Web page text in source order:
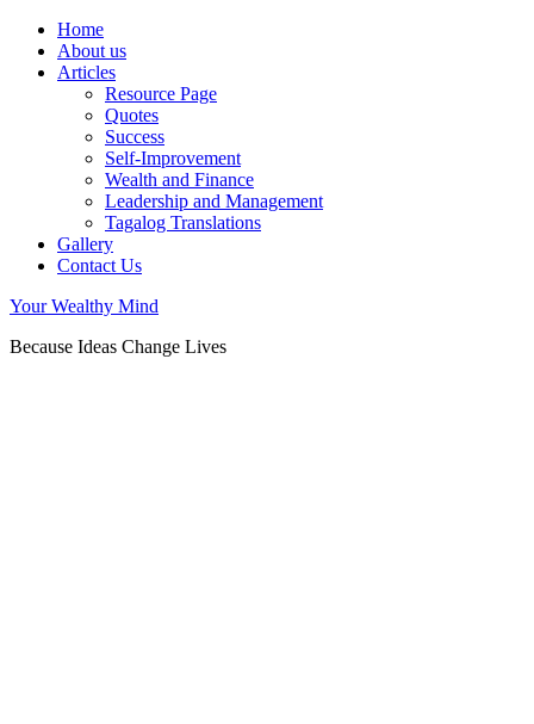
Home
About us
Articles
Resource Page
Quotes
Success
Self-Improvement
Wealth and Finance
Leadership and Management
Tagalog Translations
Gallery
Contact Us
Your Wealthy Mind
Because Ideas Change Lives